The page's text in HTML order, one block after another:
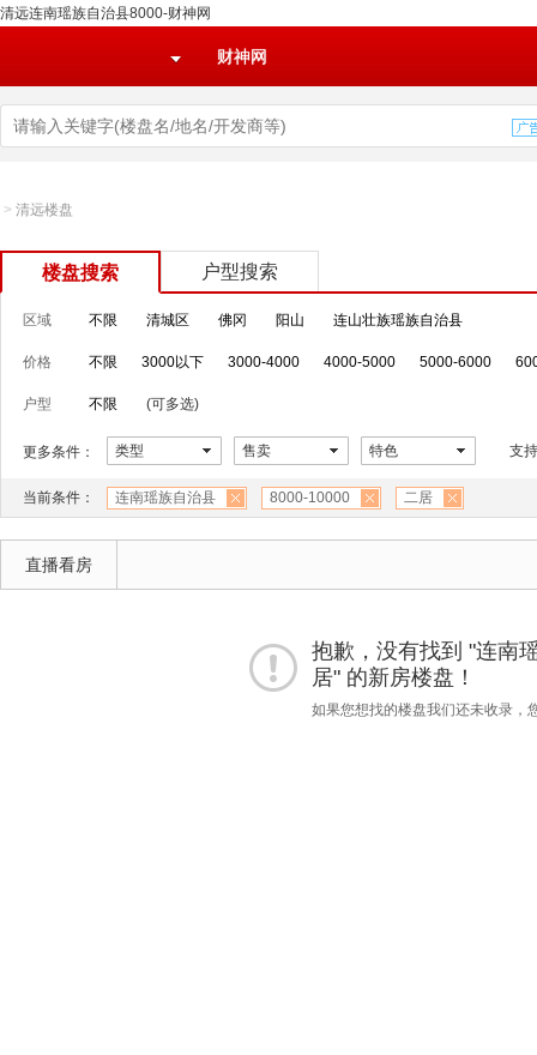
清远连南瑶族自治县8000-财神网
财神网
> 清远楼盘
楼盘搜索 户型搜索
区域 不限 清城区 佛冈 阳山 连山壮族瑶族自治县
价格 不限 3000以下 3000-4000 4000-5000 5000-6000
户型 不限 (可多选)
更多条件： 类型 售卖 特色 支
当前条件： 连南瑶族自治县 8000-10000 二居
直播看房
抱歉，没有找到 "连南
居" 的新房楼盘！
如果您想找的楼盘我们还未收录，